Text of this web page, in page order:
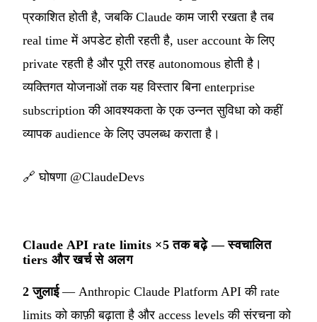
प्रकाशित होती है, जबकि Claude काम जारी रखता है तब
real time में अपडेट होती रहती है, user account के लिए
private रहती है और पूरी तरह autonomous होती है।
व्यक्तिगत योजनाओं तक यह विस्तार बिना enterprise
subscription की आवश्यकता के एक उन्नत सुविधा को कहीं
व्यापक audience के लिए उपलब्ध कराता है।
🔗घोषणा @ClaudeDevs
Claude API rate limits ×5 तक बढ़े — स्वचालित
tiers और खर्च से अलग
2 जुलाई— Anthropic Claude Platform API की rate
limits को काफ़ी बढ़ाता है और access levels की संरचना को